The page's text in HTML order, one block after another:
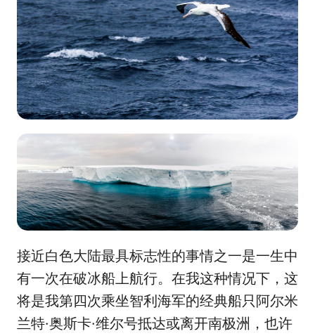
接近白色大陆最具标志性的事情之一是一生中
有一次在破冰船上航行。在我这种情况下，这
将是我第四次乘坐智利海军的经典船只阿尔米
兰特·奥斯卡·维尔号抵达或离开南极洲，也许